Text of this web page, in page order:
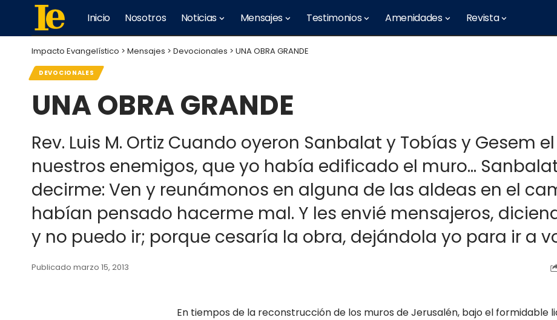
Inicio Nosotros Noticias Mensajes Testimonios Amenidades Revista
Impacto Evangelístico > Mensajes > Devocionales > UNA OBRA GRANDE
DEVOCIONALES
UNA OBRA GRANDE
Rev. Luis M. Ortiz Cuando oyeron Sanbalat y Tobías y Gesem
nuestros enemigos, que yo había edificado el muro…
decirme: Ven y reunámonos en alguna de las aldeas en el
habían pensado hacerme mal. Y les envié mensajeros,
y no puedo ir; porque cesaría la obra, dejándola yo para ir a
Publicado marzo 15, 2013
En tiempos de la reconstruc­ción de los muros de Jerusalén, bajo el formi­dable